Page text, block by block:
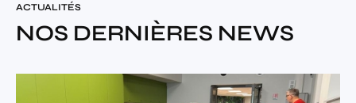
ACTUALITÉS
NOS DERNIÈRES NEWS